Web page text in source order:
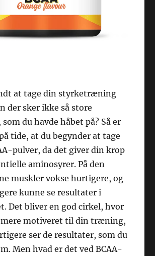
at tage din styrketræning
der sker ikke så store
du havde håbet på? Så er
tide, at du begynder at tage
pulver, da det giver din krop
aminosyrer. På den
muskler vokse hurtigere, og
kunne se resultater i
Det bliver en god cirkel, hvor
mere motiveret til din træning,
ser de resultater, som du
Men hvad er det ved BCAA-